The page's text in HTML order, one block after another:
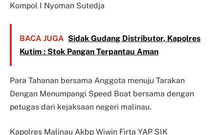
Kompol I Nyoman Sutedja
BACA JUGA Sidak Gudang Distributor, Kapolres
Kutim : Stok Pangan Terpantau Aman
Para Tahanan bersama Anggota menuju Tarakan
Dengan Menumpangi Speed Boat bersama dengan
petugas dari kejaksaan negeri malinau.
Kapolres Malinau Akbp Wiwin Firta YAP SIK